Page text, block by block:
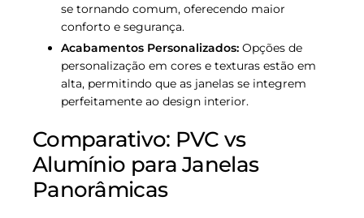
se tornando comum, oferecendo maior
conforto e segurança.
Acabamentos Personalizados: Opções de
personalização em cores e texturas estão em
alta, permitindo que as janelas se integrem
perfeitamente ao design interior.
Comparativo: PVC vs
Alumínio para Janelas
Panorâmicas